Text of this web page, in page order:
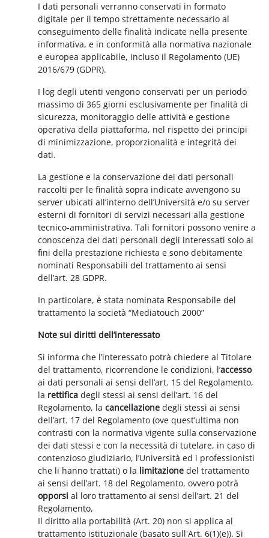
I dati personali verranno conservati in formato
digitale per il tempo strettamente necessario al
conseguimento delle finalità indicate nella presente
informativa, e in conformità alla normativa nazionale
e europea applicabile, incluso il Regolamento (UE)
2016/679 (GDPR).
I log degli utenti vengono conservati per un periodo
massimo di 365 giorni esclusivamente per finalità di
sicurezza, monitoraggio delle attività e gestione
operativa della piattaforma, nel rispetto dei principi
di minimizzazione, proporzionalità e integrità dei
dati.
La gestione e la conservazione dei dati personali
raccolti per le finalità sopra indicate avvengono su
server ubicati all’interno dell’Università e/o su server
esterni di fornitori di servizi necessari alla gestione
tecnico-amministrativa. Tali fornitori possono venire a
conoscenza dei dati personali degli interessati solo ai
fini della prestazione richiesta e sono debitamente
nominati Responsabili del trattamento ai sensi
dell’art. 28 GDPR.
In particolare, è stata nominata Responsabile del
trattamento la società “Mediatouch 2000”
Note sui diritti dell’interessato
Si informa che l’interessato potrà chiedere al Titolare
del trattamento, ricorrendone le condizioni, l’accesso
ai dati personali ai sensi dell’art. 15 del Regolamento,
la rettificadegli stessi ai sensi dell’art. 16 del
Regolamento, lacancellazione degli stessi ai sensi
dell’art. 17 del Regolamento (ove quest’ultima non
contrasti con la normativa vigente sulla conservazione
dei dati stessi e con la necessità di tutelare, in caso di
contenzioso giudiziario, l’Università ed i professionisti
che li hanno trattati) o la limitazione del trattamento
ai sensi dell’art. 18 del Regolamento, ovvero potrà
opporsi al loro trattamento ai sensi dell’art. 21 del
Regolamento,
Il diritto alla portabilità (Art. 20) non si applica al
trattamento istituzionale (basato sull'Art. 6(1)(e)). Si